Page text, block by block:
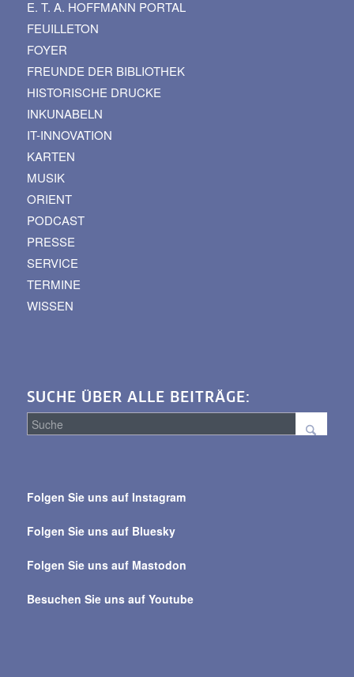
E. T. A. HOFFMANN PORTAL
FEUILLETON
FOYER
FREUNDE DER BIBLIOTHEK
HISTORISCHE DRUCKE
INKUNABELN
IT-INNOVATION
KARTEN
MUSIK
ORIENT
PODCAST
PRESSE
SERVICE
TERMINE
WISSEN
SUCHE ÜBER ALLE BEITRÄGE:
alle
Folgen Sie uns auf Instagram
Folgen Sie uns auf Bluesky
Folgen Sie uns auf Mastodon
Besuchen Sie uns auf Youtube